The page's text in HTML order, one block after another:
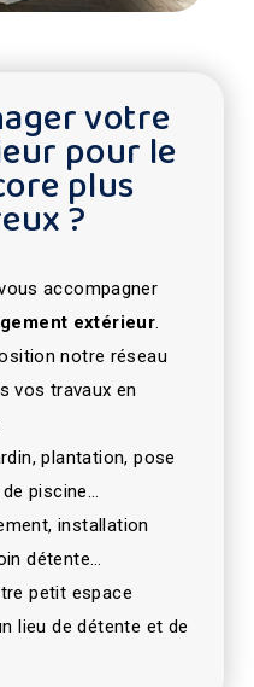
votre
pour le
plus
?
accompagner
extérieur.
notre réseau
vos travaux en
plantation, pose
piscine…
installation
détente…
petit espace
lieu de détente et de